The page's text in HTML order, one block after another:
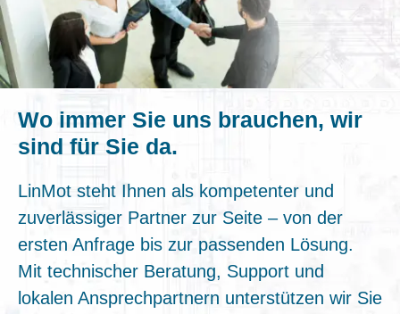
Wo immer Sie uns brauchen, wir
sind für Sie da.
LinMot steht Ihnen als kompetenter und
zuverlässiger Partner zur Seite – von der
ersten Anfrage bis zur passenden Lösung.
Mit technischer Beratung, Support und
lokalen Ansprechpartnern unterstützen wir Sie